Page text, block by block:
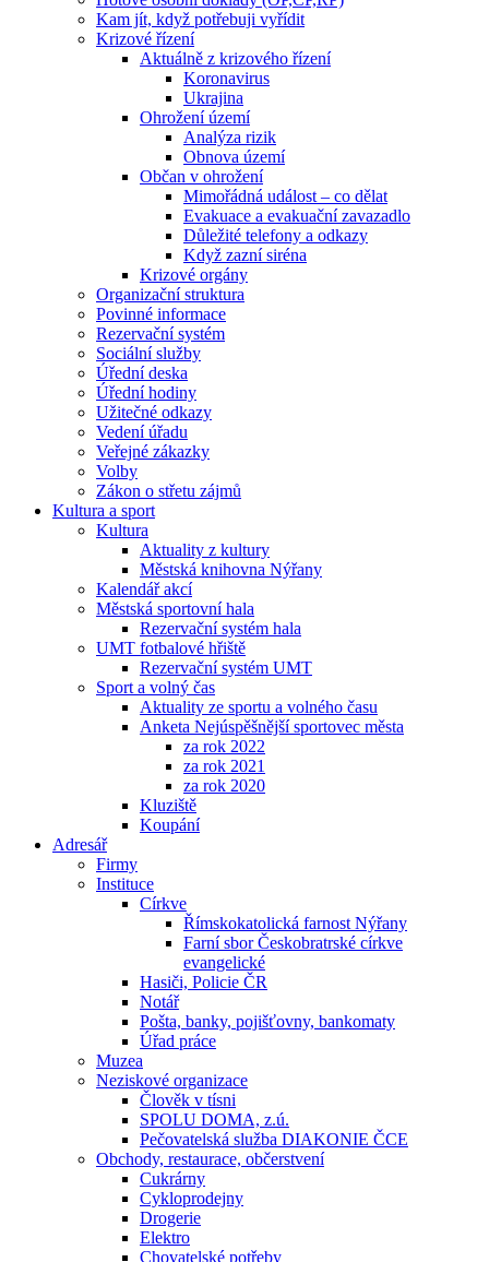
Kam jít, když potřebuji vyřídit
Krizové řízení
Aktuálně z krizového řízení
Koronavirus
Ukrajina
Ohrožení území
Analýza rizik
Obnova území
Občan v ohrožení
Mimořádná událost – co dělat
Evakuace a evakuační zavazadlo
Důležité telefony a odkazy
Když zazní siréna
Krizové orgány
Organizační struktura
Povinné informace
Rezervační systém
Sociální služby
Úřední deska
Úřední hodiny
Užitečné odkazy
Vedení úřadu
Veřejné zákazky
Volby
Zákon o střetu zájmů
Kultura a sport
Kultura
Aktuality z kultury
Městská knihovna Nýřany
Kalendář akcí
Městská sportovní hala
Rezervační systém hala
UMT fotbalové hřiště
Rezervační systém UMT
Sport a volný čas
Aktuality ze sportu a volného času
Anketa Nejúspěšnější sportovec města
za rok 2022
za rok 2021
za rok 2020
Kluziště
Koupání
Adresář
Firmy
Instituce
Církve
Římskokatolická farnost Nýřany
Farní sbor Českobratrské církve
evangelické
Hasiči, Policie ČR
Notář
Pošta, banky, pojišťovny, bankomaty
Úřad práce
Muzea
Neziskové organizace
Člověk v tísni
SPOLU DOMA, z.ú.
Pečovatelská služba DIAKONIE ČCE
Obchody, restaurace, občerstvení
Cukrárny
Cykloprodejny
Drogerie
Elektro
Chovatelské potřeby